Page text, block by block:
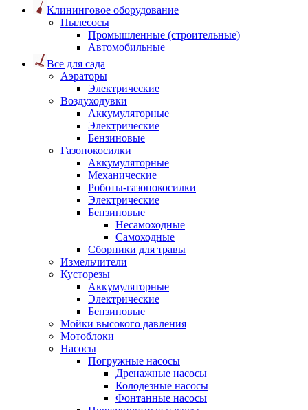
Клининговое оборудование
Пылесосы
Промышленные (строительные)
Автомобильные
Все для сада
Аэраторы
Электрические
Воздуходувки
Аккумуляторные
Электрические
Бензиновые
Газонокосилки
Аккумуляторные
Механические
Роботы-газонокосилки
Электрические
Бензиновые
Несамоходные
Самоходные
Сборники для травы
Измельчители
Кусторезы
Аккумуляторные
Электрические
Бензиновые
Мойки высокого давления
Мотоблоки
Насосы
Погружные насосы
Дренажные насосы
Колодезные насосы
Фонтанные насосы